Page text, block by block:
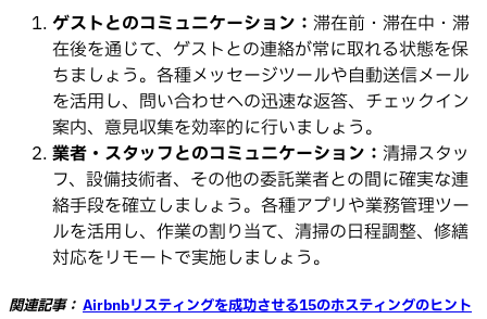
ゲストとのコミュニケーション： 滞在前・滞在中・滞
在後を通じて、ゲストとの連絡が常に取れる状態を保
ちましょう。各種メッセージツールや自動送信メール
を活用し、問い合わせへの迅速な返答、チェックイン
案内、意見収集を効率的に行いましょう。
業者・スタッフとのコミュニケーション： 清掃スタッ
フ、設備技術者、その他の委託業者との間に確実な連
絡手段を確立しましょう。各種アプリや業務管理ツー
ルを活用し、作業の割り当て、清掃の日程調整、修繕
対応をリモートで実施しましょう。
関連記事： Airbnbリスティングを成功させる15のホスティングのヒント